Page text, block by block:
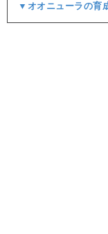
▼オオニューラの育